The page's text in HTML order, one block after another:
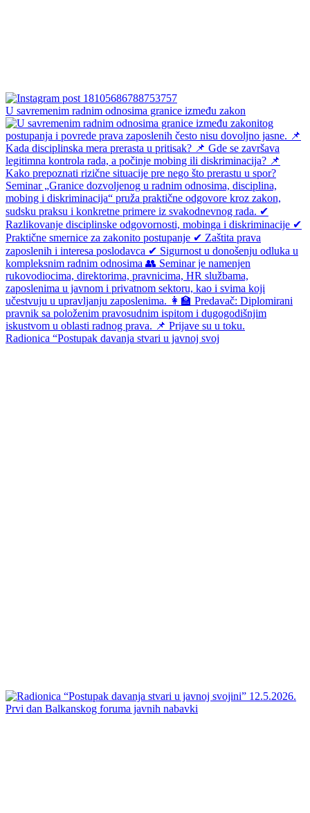
U savremenim radnim odnosima granice između zakon
Radionica “Postupak davanja stvari u javnoj svoj
Prvi dan Balkanskog foruma javnih nabavki